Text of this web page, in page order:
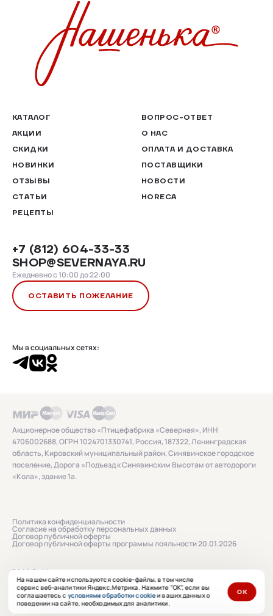
КАТАЛОГ
АКЦИИ
СКИДКИ
НОВИНКИ
ОТЗЫВЫ
СТАТЬИ
РЕЦЕПТЫ
ВОПРОС-ОТВЕТ
О НАС
ОПЛАТА И ДОСТАВКА
ПОСТАВЩИКИ
НОВОСТИ
HORECA
Мы в социальных сетях:
+7 (812) 604-33-33
SHOP@SEVERNAYA.RU
Ежедневно с 10:00 до 22:00
ОСТАВИТЬ ПОЖЕЛАНИЕ
Сайт сделан вibrush.ru
Политика конфиденциальности
Согласие на обработку персональных данных
Договор публичной оферты
Договор публичной оферты программы лояльности 20.01.2026
2026 © «Нашенька»
Акционерное общество «Птицефабрика «Северная», ИНН
4706002688, ОГРН 1024701330741, Россия, 187322, Ленинградская
область, Кировский муниципальный район, Синявинское городское
поселение, Дорога «Подъезд к Синявинским Высотам от автодороги
«Кола», здание 1а.
На нашем сайте используются cookie-файлы, в том числе
сервис веб-аналитики Яндекс.Метрика. Нажмите "ОК", если вы
соглашаетесь с условиями обработки cookieи ваших данных о
поведении на сайте, необходимых для аналитики.
ОК